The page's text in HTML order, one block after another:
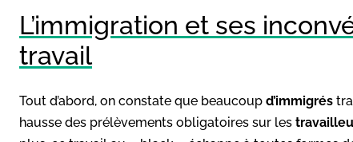
L’immigration et ses
travail
Tout d’abord, on constate que beaucoup d’immigrés
hausse des prélèvements obligatoires sur les